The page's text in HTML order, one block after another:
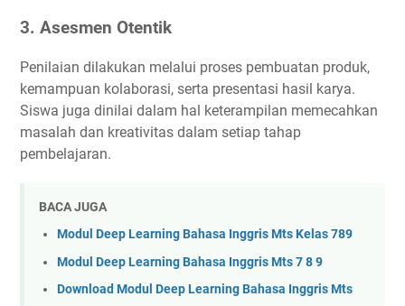
3. Asesmen Otentik
Penilaian dilakukan melalui proses pembuatan produk,
kemampuan kolaborasi, serta presentasi hasil karya.
Siswa juga dinilai dalam hal keterampilan memecahkan
masalah dan kreativitas dalam setiap tahap
pembelajaran.
BACA JUGA
Modul Deep Learning Bahasa Inggris Mts Kelas 789
Modul Deep Learning Bahasa Inggris Mts 7 8 9
Download Modul Deep Learning Bahasa Inggris Mts